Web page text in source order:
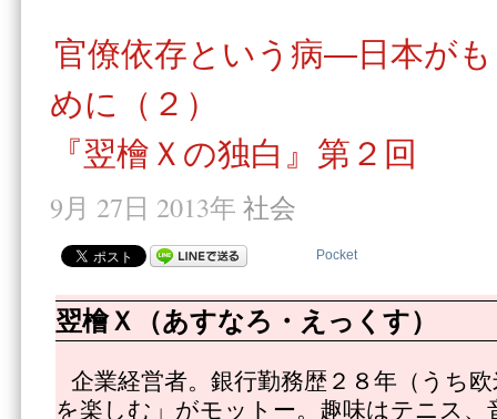
官僚依存という病―日本が
めに（２）
『翌檜Ｘの独白』第２回
9月 27日 2013年 社会
Pocket
翌檜Ｘ（あすなろ・えっくす）
企業経営者。銀行勤務歴２８年（うち
を楽しむ」がモットー。趣味はテニス、